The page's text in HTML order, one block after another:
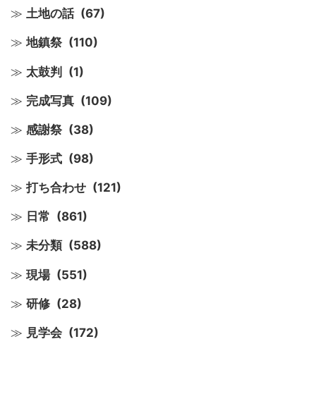
土地の話 (67)
地鎮祭 (110)
太鼓判 (1)
完成写真 (109)
感謝祭 (38)
手形式 (98)
打ち合わせ (121)
日常 (861)
未分類 (588)
現場 (551)
研修 (28)
見学会 (172)